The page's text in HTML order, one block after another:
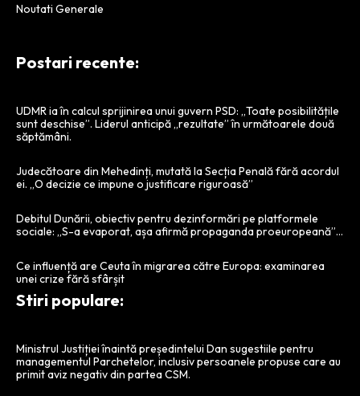
Noutati Generale
Postari recente:
UDMR ia în calcul sprijinirea unui guvern PSD: „Toate posibilitățile
sunt deschise”. Liderul anticipă „rezultate” în următoarele două
săptămâni.
Judecătoare din Mehedinți, mutată la Secția Penală fără acordul
ei. „O decizie ce impune o justificare riguroasă”
Debitul Dunării, obiectiv pentru dezinformări pe platformele
sociale: „S-a evaporat, așa afirmă propaganda proeuropeană”…
Ce influență are Ceuta în migrarea către Europa: examinarea
unei crize fără sfârșit
Stiri populare:
Ministrul Justiției înaintă președintelui Dan sugestiile pentru
managementul Parchetelor, inclusiv persoanele propuse care au
primit aviz negativ din partea CSM.